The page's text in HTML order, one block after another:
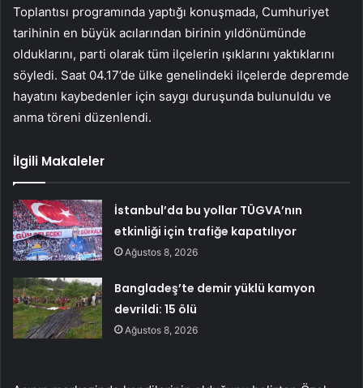
Toplantısı programında yaptığı konuşmada, Cumhuriyet
tarihinin en büyük acılarından birinin yıldönümünde
olduklarını, parti olarak tüm ilçelerin ışıklarını yaktıklarını
söyledi. Saat 04.17’de ülke genelindeki ilçelerde depremde
hayatını kaybedenler için saygı duruşunda bulunuldu ve
anma töreni düzenlendi.
İlgili Makaleler
İstanbul’da bu yollar TÜGVA’nın
etkinliği için trafiğe kapatılıyor
Ağustos 8, 2026
Bangladeş’te demir yüklü kamyon
devrildi: 15 ölü
Ağustos 8, 2026